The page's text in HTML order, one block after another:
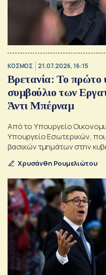
ΚΟΣΜΟΣ 21.07.2026, 16:15
Βρετανία: Το πρώτο
συμβούλιο των
Άντι Μπέρναμ
Από το Υπουργείο
Υπουργείο Εσωτερικών,
βασικών τμημάτων στην
Μπέρναμ
Χρυσάνθη Ρουμελιώτου